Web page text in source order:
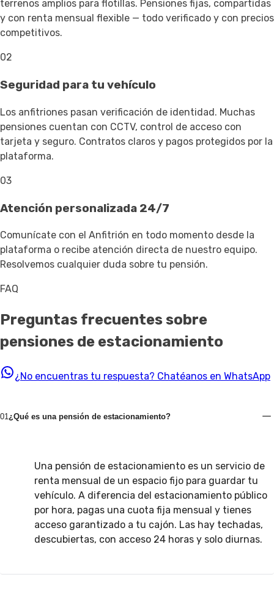
terrenos amplios para flotillas. Pensiones fijas, compartidas
y con renta mensual flexible — todo verificado y con precios
competitivos.
02
Seguridad para tu vehículo
Los anfitriones pasan verificación de identidad. Muchas
pensiones cuentan con CCTV, control de acceso con
tarjeta y seguro. Contratos claros y pagos protegidos por la
plataforma.
03
Atención personalizada 24/7
Comunícate con el Anfitrión en todo momento desde la
plataforma o recibe atención directa de nuestro equipo.
Resolvemos cualquier duda sobre tu pensión.
FAQ
Preguntas frecuentes sobre
pensiones de estacionamiento
¿No encuentras tu respuesta? Chatéanos en WhatsApp
01 ¿Qué es una pensión de estacionamiento?
Una pensión de estacionamiento es un servicio de
renta mensual de un espacio fijo para guardar tu
vehículo. A diferencia del estacionamiento público
por hora, pagas una cuota fija mensual y tienes
acceso garantizado a tu cajón. Las hay techadas,
descubiertas, con acceso 24 horas y solo diurnas.